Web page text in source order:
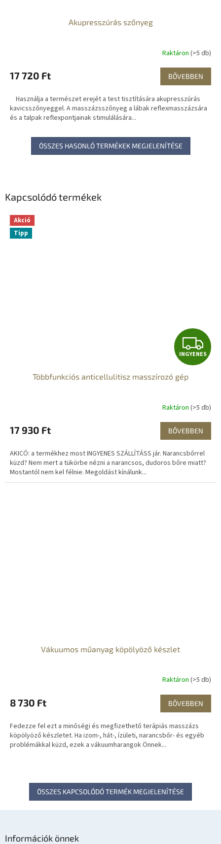
Kapcsolódó termékek
Akció
Tipp
I
N
Y
E
N
E
S
INGYENES
Többfunkciós anticellulitisz masszírozó gép
Raktáron (>5 db)
17 930 Ft BŐVEBBEN
AKICÓ: a termékhez most INGYENES SZÁLLÍTÁSS jár. Narancsbőrrel
küzd? Nem mert a tükörbe nézni a narancsos, dudoros bőre miatt?
Mostantól nem kel félnie. Megoldást kínálunk...
Vákuumos műanyag köpölyöző készlet
Raktáron (>5 db)
8 730 Ft BŐVEBBEN
Fedezze fel ezt a minőségi és megfizethető terápiás masszázs
köpölyöző készletet. Ha izom-, hát-, ízületi, narancsbőr- és egyéb
problémákkal küzd, ezek a vákuumharangok Önnek...
ÖSSZES KAPCSOLÓDÓ TERMÉK MEGJELENÍTÉSE
Akupresszúrás szőnyeg
Raktáron (>5 db)
17 720 Ft BŐVEBBEN
Használja a természet erejét a test tisztítására akupresszúrás
kavicsszőnyeggel. A masszázsszőnyeg a lábak reflexmasszázsára
és a talpak reflexpontjainak stimulálására...
ÖSSZES HASONLÓ TERMÉKEK MEGJELENÍTÉSE
Információk önnek